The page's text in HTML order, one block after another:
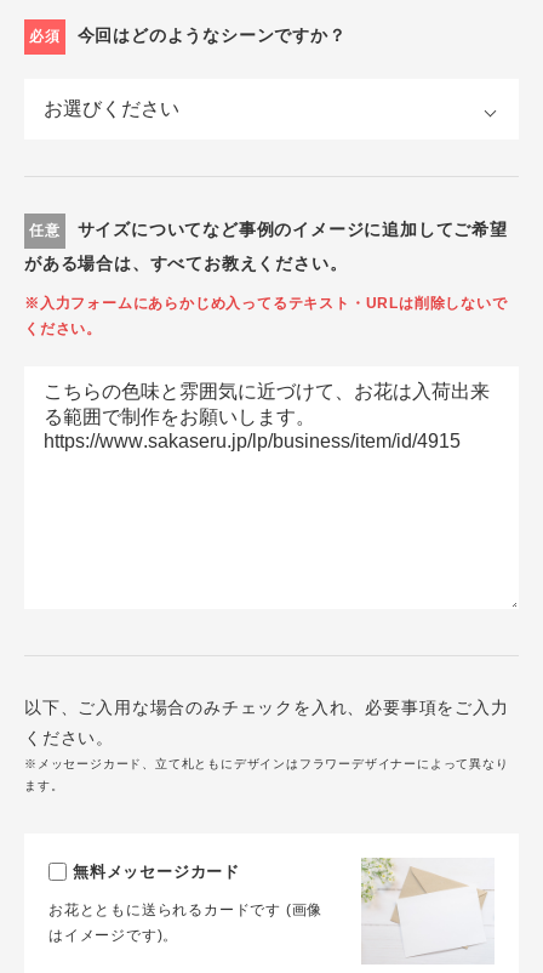
必須 今回はどのようなシーンですか？
任意
サイズについてなど事例のイメージに追加してご希望
がある場合は、すべてお教えください。
※入力フォームにあらかじめ入ってるテキスト・URLは削除しないで
ください。
以下、ご入用な場合のみチェックを入れ、必要事項をご入力
ください。
※メッセージカード、立て札ともにデザインはフラワーデザイナーによって異なり
ます。
無料メッセージカード
お花とともに送られるカードです (画像
はイメージです)。